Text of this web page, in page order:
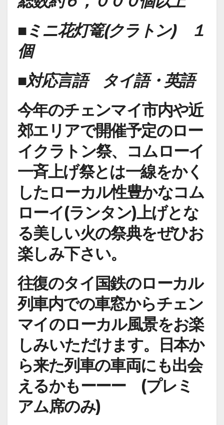
■ミニ花灯篭(クラトン) １
個
■対応言語 タイ語・英語
今年のチェンマイ市内や近
郊エリアで開催予定のロー
イクラトン祭、コムローイ
一斉上げ祭とは一線をかく
したローカル性豊かなコム
ローイ(ランタン)上げとな
る美しい火の祭典をぜひお
楽しみ下さい。
往復のタイ国鉄のローカル
列車内での車窓からチェン
マイのローカル風景をお楽
しみいただけます。日本か
ら来た列車の車両にも出会
えるかもーーー (プレミ
アム席のみ)